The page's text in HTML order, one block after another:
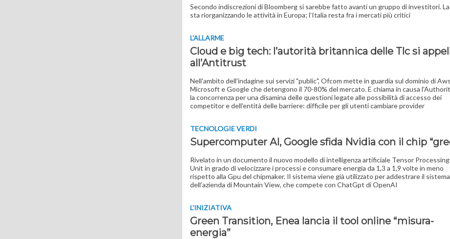
Secondo indiscrezioni di Bloomberg si sarebbe fatto avanti un gruppo di investitori.
sta riorganizzando le attività in Europa; l’Italia resta fra i mercati più critici
L'ALLARME
Cloud e big tech: l’autorità britannica delle Tlc si
all’Antitrust
Nell'ambito dell'indagine sui servizi "public", Ofcom mette in guardia sul dominio di
Microsoft e Google che detengono il 70-80% del mercato. E chiama in causa
la concorrenza per una disamina delle questioni legate alle possibilità di accesso dei
competitor e dell'entità delle barriere: difficile per gli utenti cambiare provider
TECNOLOGIE VERDI
Supercomputer AI, Google sfida Nvidia con il chip
Rivelato in un documento il nuovo modello di intelligenza artificiale Tensor Processing
Unit in grado di velocizzare i processi e consumare energia da 1,3 a 1,9 volte in meno
rispetto alla Gpu del chipmaker. Il sistema viene già utilizzato per addestrare il sistema
dell’azienda di Mountain View, che compete con ChatGpt di OpenAI
L'INIZIATIVA
Green Transition, Enea lancia il tool online “misura-
energia”